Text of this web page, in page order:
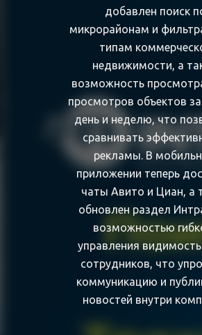
добавлен поиск
микрорайонам и
типам
недвижимости, а
возможность
просмотров объектов
день и неделю, что
сравнивать
рекламы. В
приложении теперь
чаты Авито и Циан, а
обновлен раздел
возможностью
управления
сотрудников, что
коммуникацию и
новостей внутри